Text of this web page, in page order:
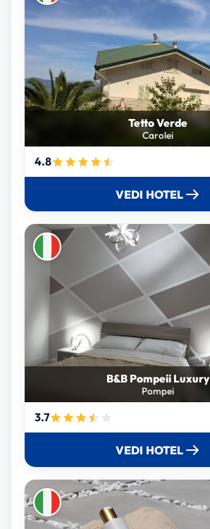
Tetto Verde
Carolei
4.8
VEDI HOTEL
B&B Pompeii Luxury
Pompei
3.7
VEDI HOTEL